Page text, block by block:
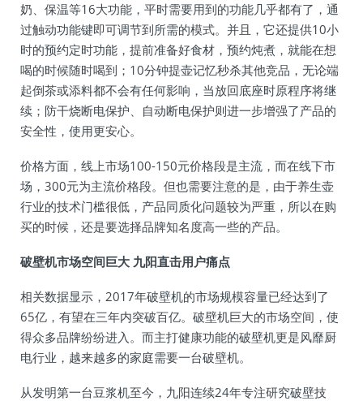
奶、保温等16大功能，平时需要用到的功能几乎都有了，通
过触动功能键即可调节到所需的模式。并且，它还提供10小
时的预约定时功能，提前准备好食材，预约炖煮，就能在想
喝的时候随时喝到；10分钟提壶记忆秒杀其他竞品，无论端
起倒茶或添料都不会有任何影响，当放回底座时原程序将继
续；防干烧断电保护、自动断电保护则进一步增强了产品的
安全性，使用更安心。
价格方面，线上市场100-150元价格段是主流，而在线下市
场，300元为主流价格段。但也需要注意的是，由于养生壶
行业的技术门槛很低，产品同质化问题较为严重，所以在购
买的时候，还是要选择品牌知名度高一些的产品。
破壁机市场空间巨大 九阳直击用户痛点
相关数据显示，2017年破壁机的市场规模容量已经达到了
65亿，有望在三年内突破百亿。破壁机巨大的市场空间，使
得众多品牌纷纷进入。而主打健康功能的破壁机更是风靡厨
电行业，越来越多的家庭需要一台破壁机。
从发明第一台豆浆机至今，九阳连续24年专注研究破壁技